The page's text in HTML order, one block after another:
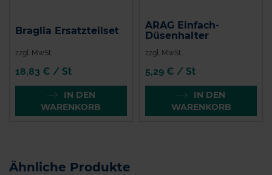
Braglia Ersatzteilset
zzgl. MwSt.
18,83 € / St
IN DEN
WARENKORB
ARAG Einfach-
Düsenhalter
zzgl. MwSt.
5,29 € / St
IN DEN
WARENKORB
Ähnliche Produkte